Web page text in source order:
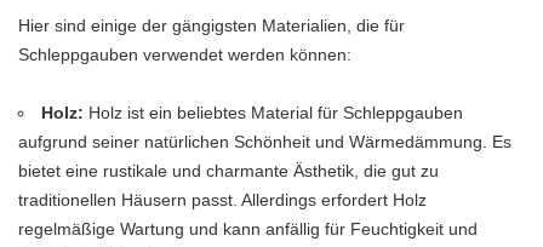
Hier sind einige der gängigsten Materialien, die für
Schleppgauben verwendet werden können:
Holz: Holz ist ein beliebtes Material für Schleppgauben
aufgrund seiner natürlichen Schönheit und Wärmedämmung. Es
bietet eine rustikale und charmante Ästhetik, die gut zu
traditionellen Häusern passt. Allerdings erfordert Holz
regelmäßige Wartung und kann anfällig für Feuchtigkeit und